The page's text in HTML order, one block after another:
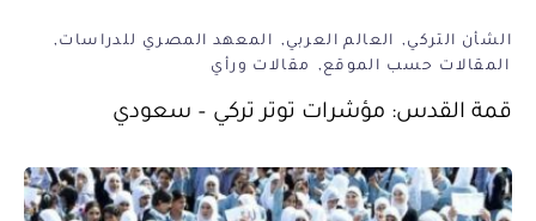
الشأن التركي العالم العربي
المعهد المصري للدراسات
المقالات حسب الموقع
مقالات ورأي
قمة القدس: مؤشرات توتر تركي – سعودي